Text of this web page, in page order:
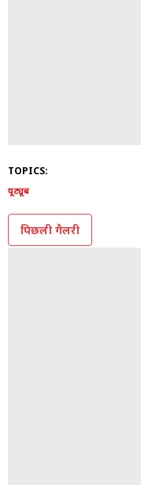
TOPICS:
यूट्यूब
पिछली गैलरी